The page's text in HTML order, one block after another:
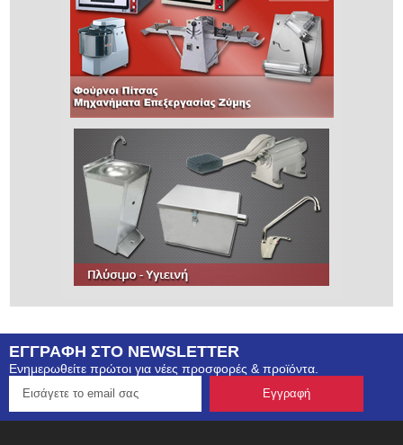
ΕΓΓΡΑΦΗ ΣΤΟ NEWSLETTER
Ενημερωθείτε πρώτοι για νέες προσφορές & προϊόντα.